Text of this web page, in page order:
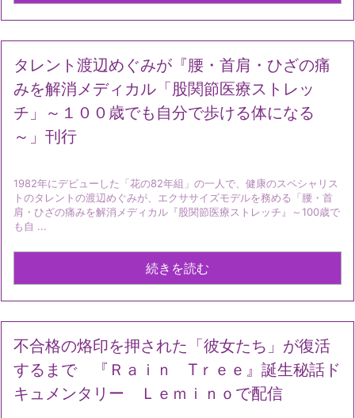
タレント渡辺めぐみが『腰・首肩・ひざの痛
みを解消メディカル「股関節医療ストレッ
チ」～１００歳でも自分で歩ける体になる
～」刊行
1982年にデビューした「花の82年組」の一人で、健康のスペシャリス
トのタレントの渡辺めぐみが、エクササイズモデルを務める「腰・首
肩・ひざの痛みを解消メディカル『股関節医療ストレッチ』～100歳で
も自 ...
続きを読む
不合格の烙印を押された「彼女たち」が復活
するまで 『Ｒａｉｎ Tｒｅｅ』誕生秘話ド
キュメンタリー Ｌｅｍｉｎｏで配信